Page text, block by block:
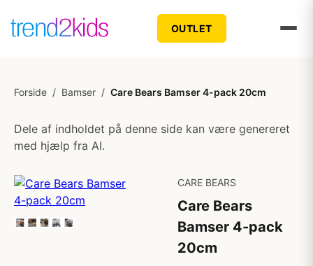
OUTLET
Forside / Bamser / Care Bears Bamser 4-pack 20cm
Dele af indholdet på denne side kan være genereret
med hjælp fra AI.
CARE BEARS
Care Bears
Bamser 4-pack
20cm